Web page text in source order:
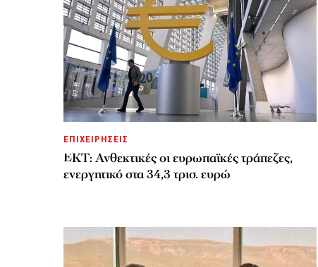
ΕΠΙΧΕΙΡΗΣΕΙΣ
ΕΚΤ: Ανθεκτικές οι ευρωπαϊκές τράπεζες,
ενεργητικό στα 34,3 τρισ. ευρώ